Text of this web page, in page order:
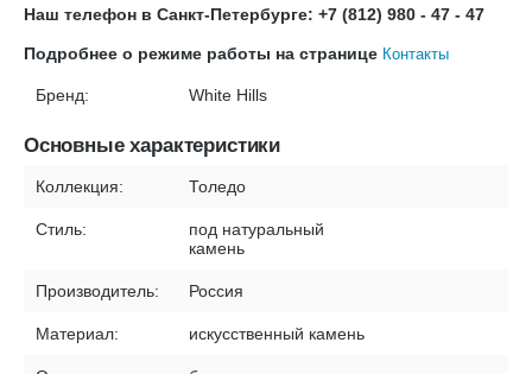
Наш телефон в Санкт-Петербурге: +7 (812) 980 - 47 - 47
Подробнее о режиме работы на странице Контакты
Бренд: White Hills
Основные характеристики
Коллекция: Толедо
Стиль:
под натуральный
камень
Производитель: Россия
Материал: искусственный камень